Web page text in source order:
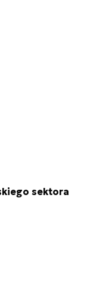
sektora